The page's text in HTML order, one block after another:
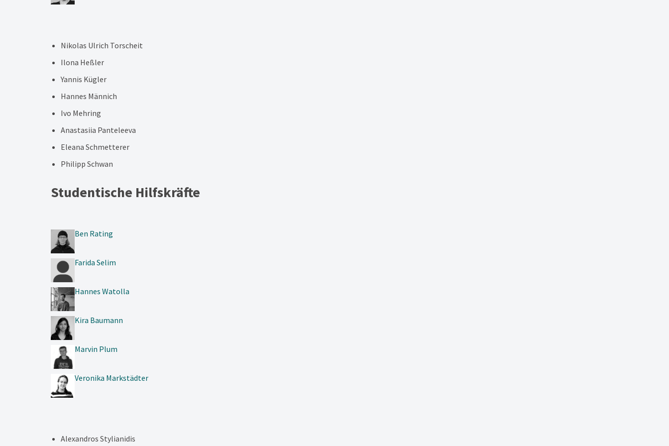
Nikolas Ulrich Torscheit
Ilona Heßler
Yannis Kügler
Hannes Männich
Ivo Mehring
Anastasiia Panteleeva
Eleana Schmetterer
Philipp Schwan
Studentische Hilfskräfte
Ben Rating
Farida Selim
Hannes Watolla
Kira Baumann
Marvin Plum
Veronika Markstädter
Alexandros Stylianidis